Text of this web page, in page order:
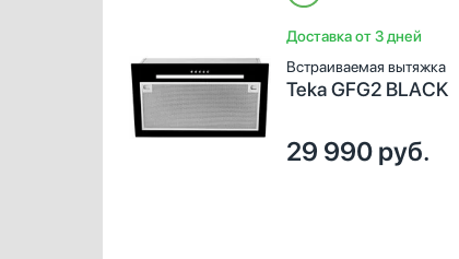
Доставка от 3 дней
Встраиваемая вытяжка
Teka GFG2 BLACK
29 990 руб.